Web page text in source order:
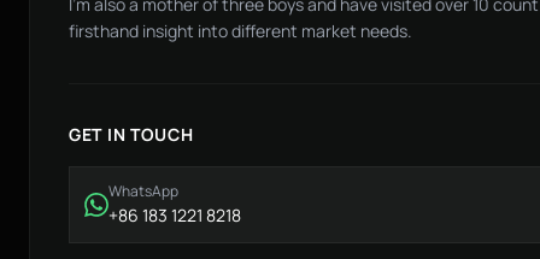
firsthand insight into different market needs.
GET IN TOUCH
WhatsApp
+86 183 1221 8218